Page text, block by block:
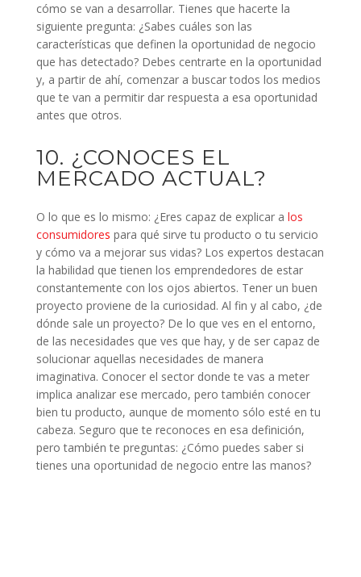
cómo se van a desarrollar. Tienes que hacerte la
siguiente pregunta: ¿Sabes cuáles son las
características que definen la oportunidad de negocio
que has detectado? Debes centrarte en la oportunidad
y, a partir de ahí, comenzar a buscar todos los medios
que te van a permitir dar respuesta a esa oportunidad
antes que otros.
10. ¿CONOCES EL
MERCADO ACTUAL?
O lo que es lo mismo: ¿Eres capaz de explicar a los
consumidores para qué sirve tu producto o tu servicio
y cómo va a mejorar sus vidas? Los expertos destacan
la habilidad que tienen los emprendedores de estar
constantemente con los ojos abiertos. Tener un buen
proyecto proviene de la curiosidad. Al fin y al cabo, ¿de
dónde sale un proyecto? De lo que ves en el entorno,
de las necesidades que ves que hay, y de ser capaz de
solucionar aquellas necesidades de manera
imaginativa. Conocer el sector donde te vas a meter
implica analizar ese mercado, pero también conocer
bien tu producto, aunque de momento sólo esté en tu
cabeza. Seguro que te reconoces en esa definición,
pero también te preguntas: ¿Cómo puedes saber si
tienes una oportunidad de negocio entre las manos?